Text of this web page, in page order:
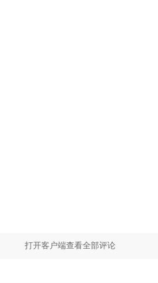
打开客户端查看全部评论